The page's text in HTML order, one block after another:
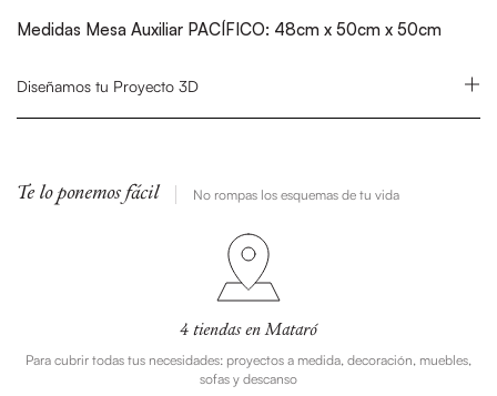
Medidas Mesa Auxiliar PACÍFICO: 48cm x 50cm x 50cm
Diseñamos tu Proyecto 3D
Te lo ponemos fácil No rompas los esquemas de tu vida
4 tiendas en Mataró
Para cubrir todas tus necesidades: proyectos a medida, decoración, muebles,
sofas y descanso